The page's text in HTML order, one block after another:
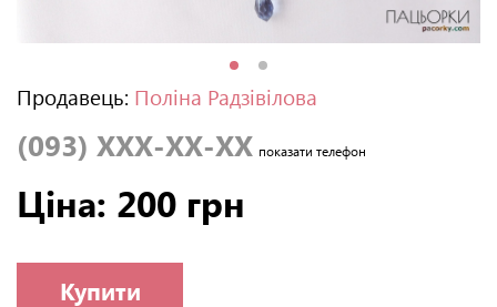
Продавець: Поліна Радзівілова
(093) XXX-XX-XX показати телефон
Ціна: 200 грн
Купити